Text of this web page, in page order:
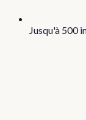
Jusqu'à 500